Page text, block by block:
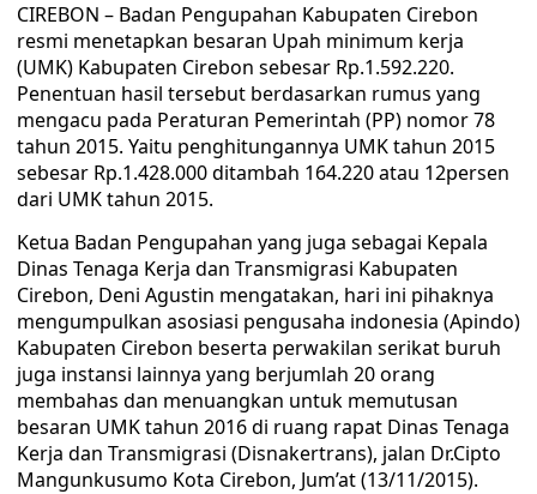
CIREBON – Badan Pengupahan Kabupaten Cirebon
resmi menetapkan besaran Upah minimum kerja
(UMK) Kabupaten Cirebon sebesar Rp.1.592.220.
Penentuan hasil tersebut berdasarkan rumus yang
mengacu pada Peraturan Pemerintah (PP) nomor 78
tahun 2015. Yaitu penghitungannya UMK tahun 2015
sebesar Rp.1.428.000 ditambah 164.220 atau 12persen
dari UMK tahun 2015.
Ketua Badan Pengupahan yang juga sebagai Kepala
Dinas Tenaga Kerja dan Transmigrasi Kabupaten
Cirebon, Deni Agustin mengatakan, hari ini pihaknya
mengumpulkan asosiasi pengusaha indonesia (Apindo)
Kabupaten Cirebon beserta perwakilan serikat buruh
juga instansi lainnya yang berjumlah 20 orang
membahas dan menuangkan untuk memutusan
besaran UMK tahun 2016 di ruang rapat Dinas Tenaga
Kerja dan Transmigrasi (Disnakertrans), jalan Dr.Cipto
Mangunkusumo Kota Cirebon, Jum’at (13/11/2015).